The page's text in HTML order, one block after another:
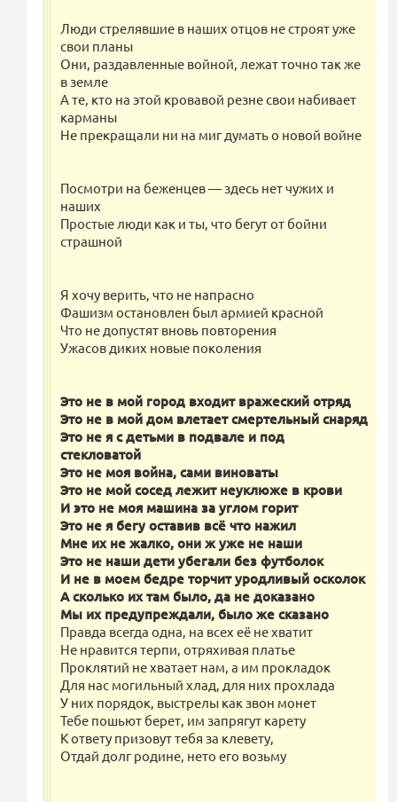
Люди стрелявшие в наших отцов не строят уже
свои планы
Они, раздавленные войной, лежат точно так же
в земле
А те, кто на этой кровавой резне свои набивает
карманы
Не прекращали ни на миг думать о новой войне
Посмотри на беженцев — здесь нет чужих и
наших
Простые люди как и ты, что бегут от бойни
страшной
Я хочу верить, что не напрасно
Фашизм остановлен был армией красной
Что не допустят вновь повторения
Ужасов диких новые поколения
Это не в мой город входит вражеский отряд
Это не в мой дом влетает смертельный снаряд
Это не я с детьми в подвале и под
стекловатой
Это не моя война, сами виноваты
Это не мой сосед лежит неуклюже в крови
И это не моя машина за углом горит
Это не я бегу оставив всё что нажил
Мне их не жалко, они ж уже не наши
Это не наши дети убегали без футболок
И не в моем бедре торчит уродливый осколок
А сколько их там было, да не доказано
Мы их предупреждали, было же сказано
Правда всегда одна, на всех её не хватит
Не нравится терпи, отряхивая платье
Проклятий не хватает нам, а им прокладок
Для нас могильный хлад, для них прохлада
У них порядок, выстрелы как звон монет
Тебе пошьют берет, им запрягут карету
К ответу призовут тебя за клевету,
Отдай долг родине, нето его возьму